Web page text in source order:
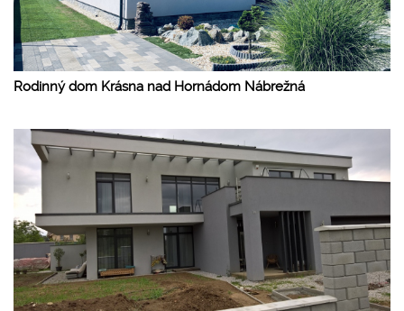
Rodinný dom Krásna nad Hornádom Nábrežná